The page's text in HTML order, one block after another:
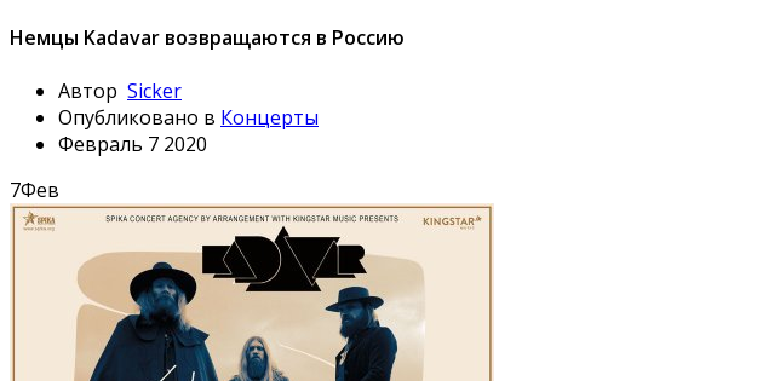
Немцы Kadavar возвращаются в Россию
Автор Sicker
Опубликовано в Концерты
Февраль 7 2020
7Фев